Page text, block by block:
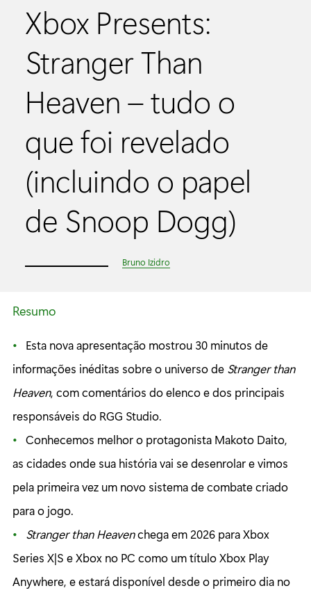
Xbox Presents:
Stranger Than
Heaven – tudo o
que foi revelado
(incluindo o papel
de Snoop Dogg)
Bruno Izidro
Resumo
Esta nova apresentação mostrou 30 minutos de
informações inéditas sobre o universo de Stranger than
Heaven, com comentários do elenco e dos principais
responsáveis do RGG Studio.
Conhecemos melhor o protagonista Makoto Daito,
as cidades onde sua história vai se desenrolar e vimos
pela primeira vez um novo sistema de combate criado
para o jogo.
Stranger than Heavenchega em 2026 para Xbox
Series X|S e Xbox no PC como um título Xbox Play
Anywhere, e estará disponível desde o primeiro dia no